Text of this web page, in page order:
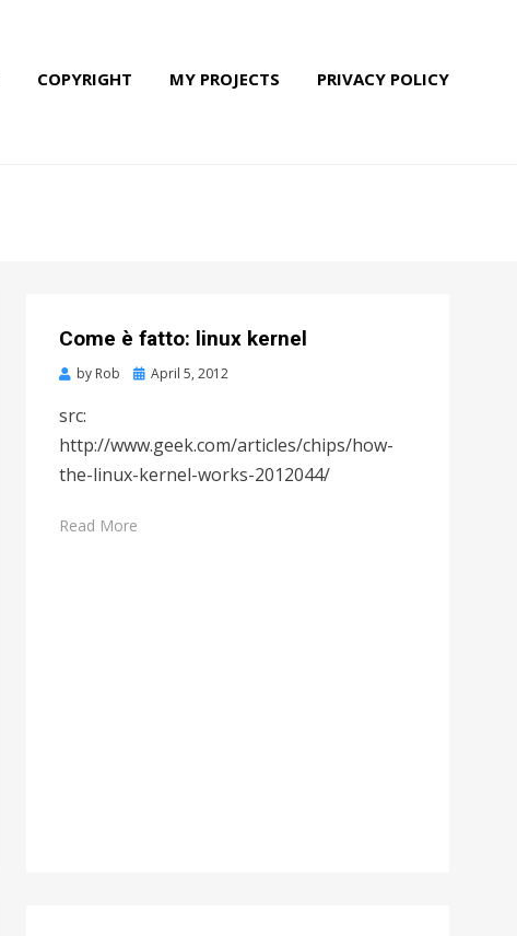
COPYRIGHT MY PROJECTS PRIVACY POLICY
Come è fatto: linux kernel
by Rob
Posted
April 5, 2012
src:
http://www.geek.com/articles/chips/how-
the-linux-kernel-works-2012044/
Read More